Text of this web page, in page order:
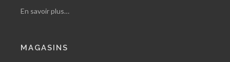
En savoir plus…
MAGASINS